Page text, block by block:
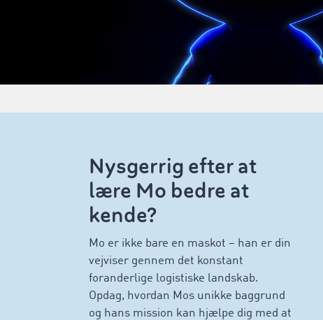
Nysgerrig efter at
lære Mo bedre at
kende?
Mo er ikke bare en maskot – han er din
vejviser gennem det konstant
foranderlige logistiske landskab.
Opdag, hvordan Mos unikke baggrund
og hans mission kan hjælpe dig med at